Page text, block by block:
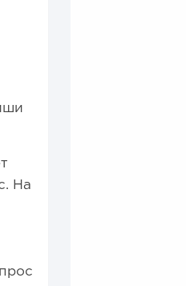
На